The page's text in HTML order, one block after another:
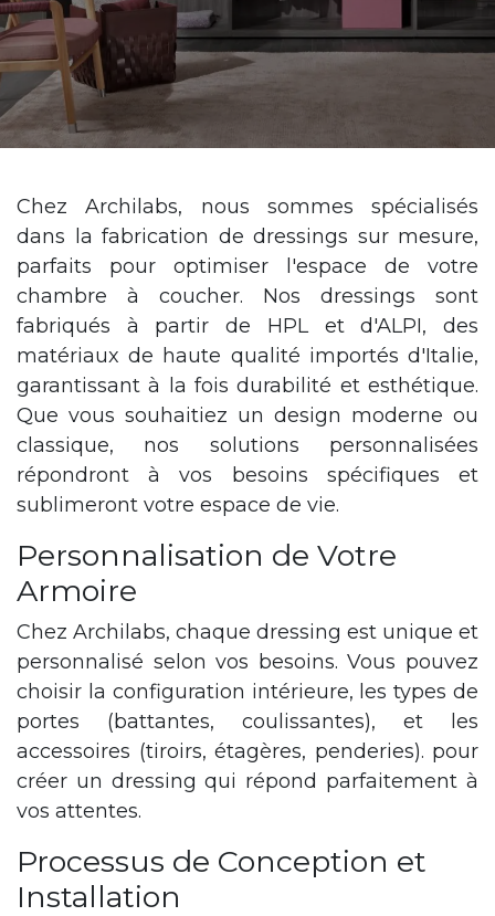
Chez Archilabs, nous sommes spécialisés
dans la fabrication de dressings sur mesure,
parfaits pour optimiser l'espace de votre
chambre à coucher. Nos dressings sont
fabriqués à partir de HPL et d'ALPI, des
matériaux de haute qualité importés d'Italie,
garantissant à la fois durabilité et esthétique.
Que vous souhaitiez un design moderne ou
classique, nos solutions personnalisées
répondront à vos besoins spécifiques et
sublimeront votre espace de vie.
Personnalisation de Votre
Armoire
Chez Archilabs, chaque dressing est unique et
personnalisé selon vos besoins. Vous pouvez
choisir la configuration intérieure, les types de
portes (battantes, coulissantes), et les
accessoires (tiroirs, étagères, penderies). pour
créer un dressing qui répond parfaitement à
vos attentes.
Processus de Conception et
Installation